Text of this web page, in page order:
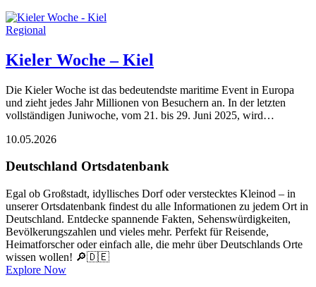
Regional
Kieler Woche – Kiel
Die Kieler Woche ist das bedeutendste maritime Event in Europa
und zieht jedes Jahr Millionen von Besuchern an. In der letzten
vollständigen Juniwoche, vom 21. bis 29. Juni 2025, wird…
10.05.2026
Deutschland Ortsdatenbank
Egal ob Großstadt, idyllisches Dorf oder verstecktes Kleinod – in
unserer Ortsdatenbank findest du alle Informationen zu jedem Ort in
Deutschland. Entdecke spannende Fakten, Sehenswürdigkeiten,
Bevölkerungszahlen und vieles mehr. Perfekt für Reisende,
Heimatforscher oder einfach alle, die mehr über Deutschlands Orte
wissen wollen! 🔎🇩🇪
Explore Now